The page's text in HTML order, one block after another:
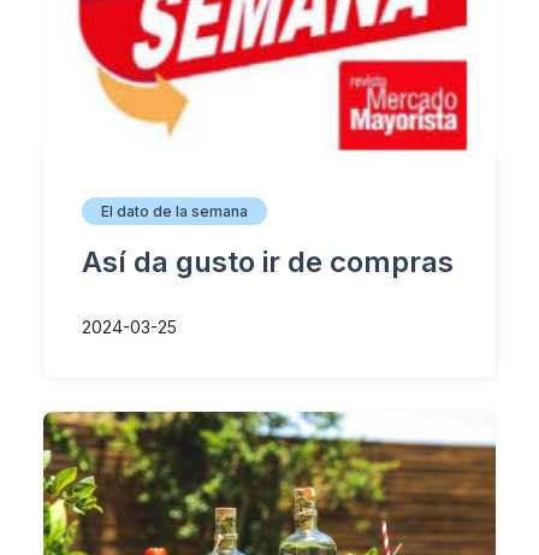
El dato de la semana
Así da gusto ir de compras
2024-03-25